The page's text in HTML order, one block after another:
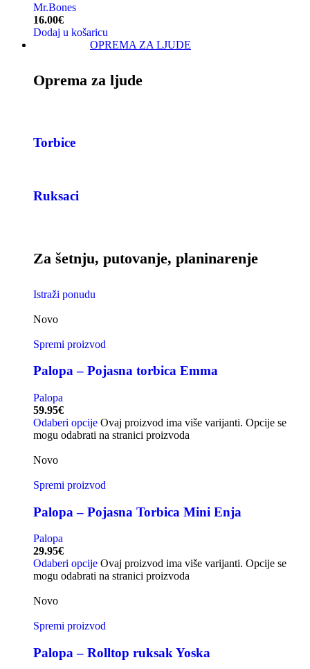
Mr.Bones
16.00€
Dodaj u košaricu
OPREMA ZA LJUDE
Oprema za ljude
Torbice
Ruksaci
Za šetnju, putovanje, planinarenje
Istraži ponudu
Novo
Spremi proizvod
Palopa – Pojasna torbica Emma
Palopa
59.95€
Odaberi opcije Ovaj proizvod ima više varijanti. Opcije se
mogu odabrati na stranici proizvoda
Novo
Spremi proizvod
Palopa – Pojasna Torbica Mini Enja
Palopa
29.95€
Odaberi opcije Ovaj proizvod ima više varijanti. Opcije se
mogu odabrati na stranici proizvoda
Novo
Spremi proizvod
Palopa – Rolltop ruksak Yoska